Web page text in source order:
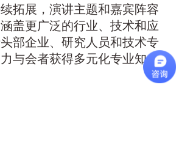
拓展，演讲主题和嘉宾阵容
盖更广泛的行业、技术和应
部企业、研究人员和技术专
与会者获得多元化专业知